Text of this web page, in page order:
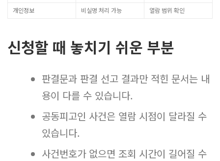
개인정보
비실명 처리 가능 열람 범위 확인
신청할 때 놓치기 쉬운 부분
판결문과 판결 선고 결과만 적힌 문서는 내
용이 다를 수 있습니다.
공동피고인 사건은 열람 시점이 달라질 수
있습니다.
사건번호가 없으면 조회 시간이 길어질 수